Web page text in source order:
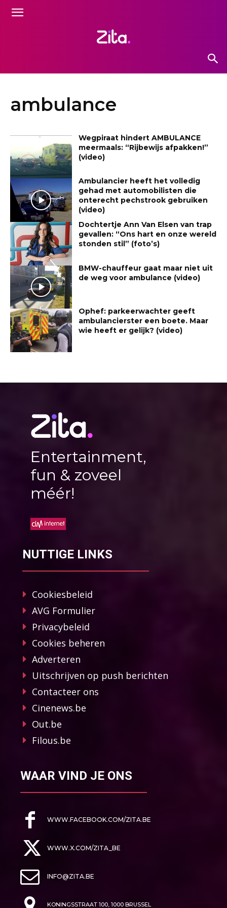
ambulance
Wegpiraat hindert AMBULANCE
meermaals: “Rijbewijs afpakken!”
(video)
Ambulancier heeft het volledig
gehad met automobilisten die
onterecht pechstrook gebruiken
(video)
Dochtertje Ann Van Elsen van trap
gevallen: “Ons hart en onze wereld
stonden stil” (foto’s)
BMW-chauffeur gaat maar niet uit
de weg voor ambulance (video)
Ophef: parkeerwachter geeft
ambulancierster een boete. Maar
wie heeft er gelijk? (video)
Entertainment,
fun & zoveel
méér!
NUTTIGE LINKS
Cookiesbeleid
AVG Formulier
Privacybeleid
Cookies beheren
Adverteren
Uitschrijven op push berichten
Contacteer ons
Cinenews.be
Out.be
Filous.be
WAAR VIND JE ONS
WWW.FACEBOOK.COM/ZITA.BE
WWW.X.COM/ZITA_BE
INFO@ZITA.BE
KONINGSSTRAAT 100, 1000 BRUSSEL